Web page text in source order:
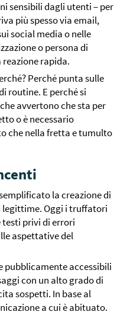
sensibili dagli utenti – per
più spesso via email,
social media o nelle
o persona di
rapida.
Perché punta sulle
routine. E perché si
avvertono che sta per
o è necessario
che nella fretta e tumulto
la creazione di
legittime. Oggi i truffatori
testi privi di errori
aspettative del
pubblicamente accessibili
con un alto grado di
sospetti. In base al
a cui è abituato.